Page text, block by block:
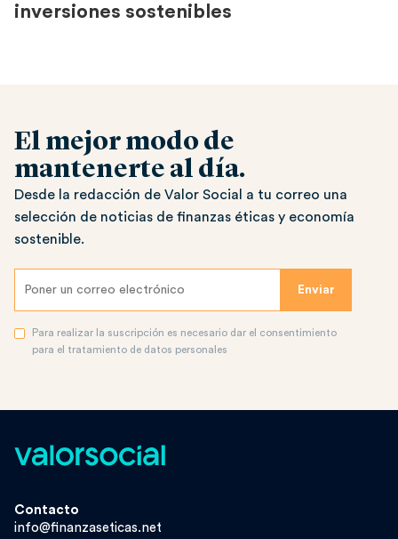
inversiones sostenibles
El mejor modo de
mantenerte al día.
Desde la redacción de Valor Social a tu correo una
selección de noticias de finanzas éticas y economía
sostenible.
Para realizar la suscripción es necesario dar el consentimiento
para el tratamiento de datos personales
Contacto
info@finanzaseticas.net